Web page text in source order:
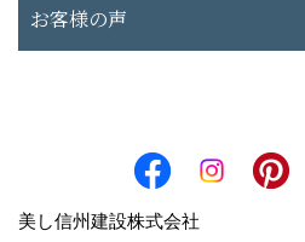
お客様の声
美し信州建設株式会社